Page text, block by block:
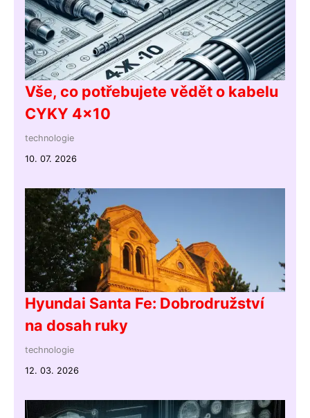
Vše, co potřebujete vědět o kabelu
CYKY 4x10
technologie
10. 07. 2026
Hyundai Santa Fe: Dobrodružství
na dosah ruky
technologie
12. 03. 2026